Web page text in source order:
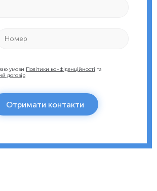
умови Політики конфіденційності та
договір
Отримати контакти